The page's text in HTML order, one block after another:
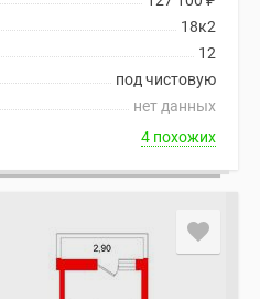
18к2
12
под чистовую
нет данных
4 похожих